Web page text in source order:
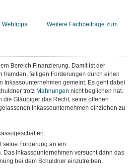
Webtipps Weitere Fachbeiträge zum
Bereich Finanzierung. Damit ist der
fremden, fälligen Forderungen durch einen
Inkassounternehmen gemeint. Es geht dabei
trotz Mahnungen nicht beglichen hat.
die Gläubiger das Recht, seine offenen
Inkassounternehmen einziehen zu
seine Forderung an ein
. Das Inkassounternehmen versucht dann das
bei dem Schuldner einzutreiben.